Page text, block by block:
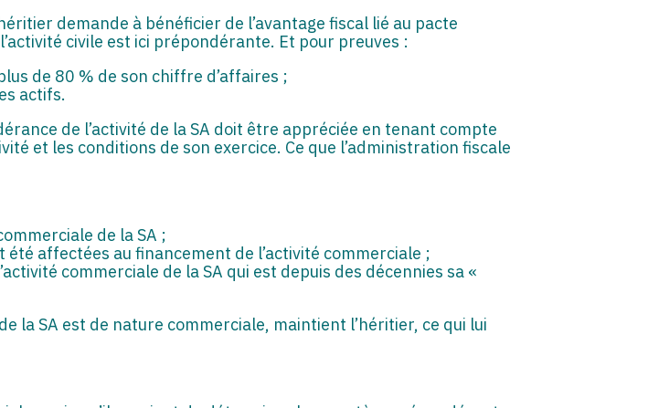
demande à bénéficier de l’avantage fiscal lié au pacte
civile est ici prépondérante. Et pour preuves :
de 80 % de son chiffre d’affaires ;
actifs.
de l’activité de la SA doit être appréciée en tenant compte
et les conditions de son exercice. Ce que l’administration fiscale
de la SA ;
affectées au financement de l’activité commerciale ;
commerciale de la SA qui est depuis des décennies sa «
la SA est de nature commerciale, maintient l’héritier, ce qui lui